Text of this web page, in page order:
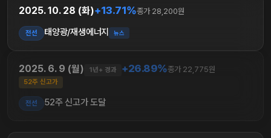
2025. 10. 28 (화)+13.71%종가 28,200원
전선 태양광/재생에너지 뉴스
2025. 6. 9 (월) 1년+ 경과 +26.89%종가 22,775원
52주 신고가
전선 52주 신고가 도달